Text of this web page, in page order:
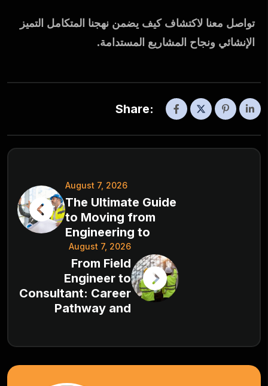
تواصل معنا لاكتشاف كيف يضمن نهجنا المتكامل التميز
الإنشائي ونجاح المشاريع المستدامة.
Share:
August 7, 2026
The Ultimate Guide
to Moving from
Engineering to
August 7, 2026
From Field
Engineer to
Consultant: Career
Pathway and